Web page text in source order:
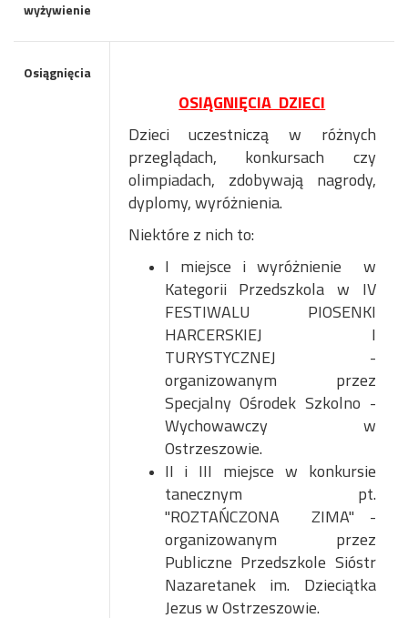
wyżywienie
Osiągnięcia
OSIĄGNIĘCIA DZIECI
Dzieci uczestniczą w różnych
przeglądach, konkursach czy
olimpiadach, zdobywają nagrody,
dyplomy, wyróżnienia.
Niektóre z nich to:
I miejsce i wyróżnienie w
Kategorii Przedszkola w IV
FESTIWALU PIOSENKI
HARCERSKIEJ I
TURYSTYCZNEJ -
organizowanym przez
Specjalny Ośrodek Szkolno -
Wychowawczy w
Ostrzeszowie.
II i III miejsce w konkursie
tanecznym pt.
"ROZTAŃCZONA ZIMA" -
organizowanym przez
Publiczne Przedszkole Sióstr
Nazaretanek im. Dzieciątka
Jezus w Ostrzeszowie.